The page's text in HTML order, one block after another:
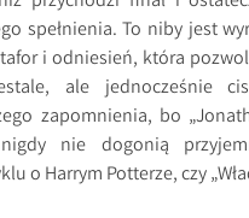
spełnienia. To niby jest
i odniesień, która
ale jednocześnie
zapomnienia, bo
nie dogonią
o Harrym Potterze, czy